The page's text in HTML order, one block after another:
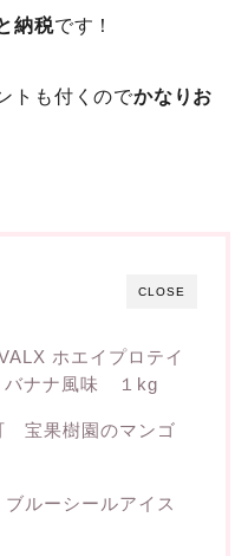
納税です！
トも付くのでかなりお
CLOSE
ホエイプロテイ
ナナ風味 １kg
宝果樹園のマンゴ
ルーシールアイス